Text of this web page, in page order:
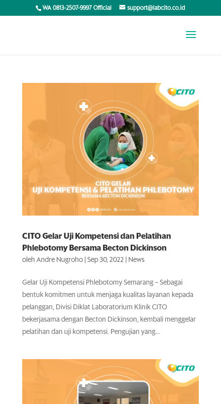
WA 0813-2507-9997 Official support@labcito.co.id
CITO Gelar Uji Kompetensi dan Pelatihan
Phlebotomy Bersama Becton Dickinson
oleh Andre Nugroho| Sep 30, 2022 News
Gelar Uji Kompetensi Phlebotomy Semarang – Sebagai
bentuk komitmen untuk menjaga kualitas layanan kepada
pelanggan, Divisi Diklat Laboratorium Klinik CITO
bekerjasama dengan Becton Dickinson, kembali menggelar
pelatihan dan uji kompetensi. Pengujian yang...